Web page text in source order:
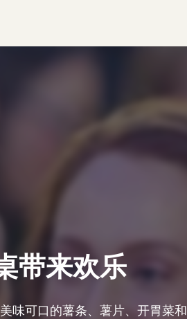
带来欢乐
味可口的薯条、薯片、开胃菜和